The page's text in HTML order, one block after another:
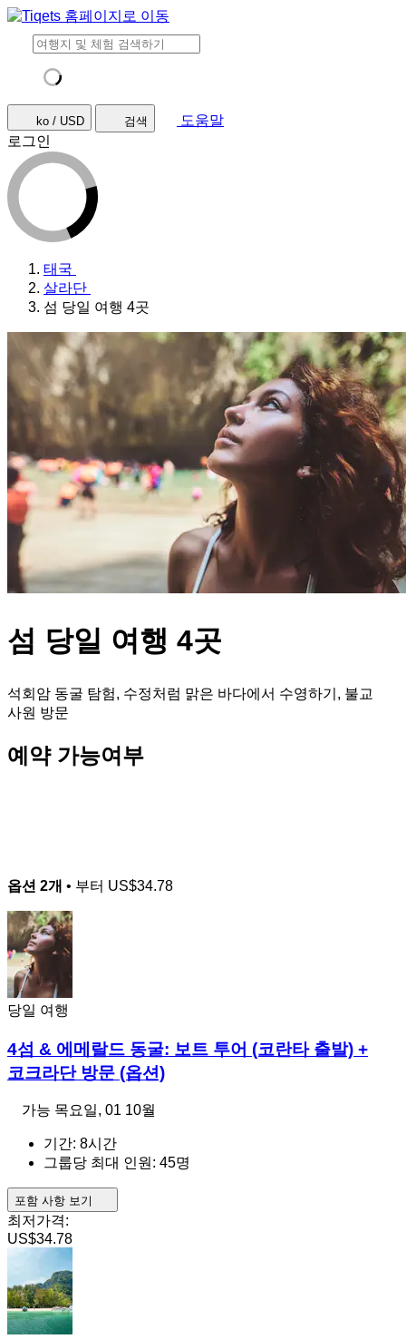
ko / USD 검색
도움말
로그인
태국
살라단
섬 당일 여행 4곳
섬 당일 여행 4곳
석회암 동굴 탐험, 수정처럼 맑은 바다에서 수영하기, 불교
사원 방문
예약 가능여부
옵션 2개 • 부터 US$34.78
당일 여행
4섬 & 에메랄드 동굴: 보트 투어 (코란타 출발) +
코크라단 방문 (옵션)
가능 목요일, 01 10월
기간: 8시간
그룹당 최대 인원: 45명
포함 사항 보기
최저가격:
US$34.78